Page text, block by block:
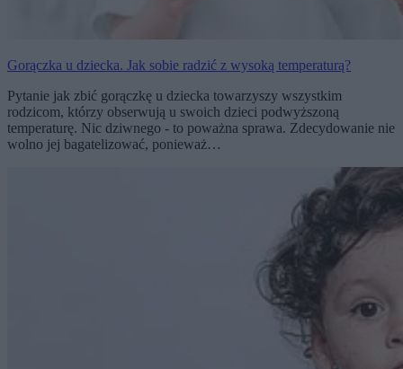
Gorączka u dziecka. Jak sobie radzić z wysoką temperaturą?
Pytanie jak zbić gorączkę u dziecka towarzyszy wszystkim
rodzicom, którzy obserwują u swoich dzieci podwyższoną
temperaturę. Nic dziwnego - to poważna sprawa. Zdecydowanie nie
wolno jej bagatelizować, ponieważ…